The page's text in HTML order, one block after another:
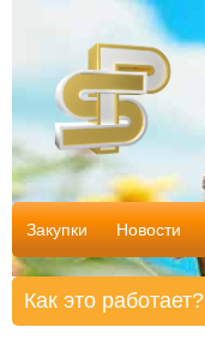
Закупки Новости
Как это работает?